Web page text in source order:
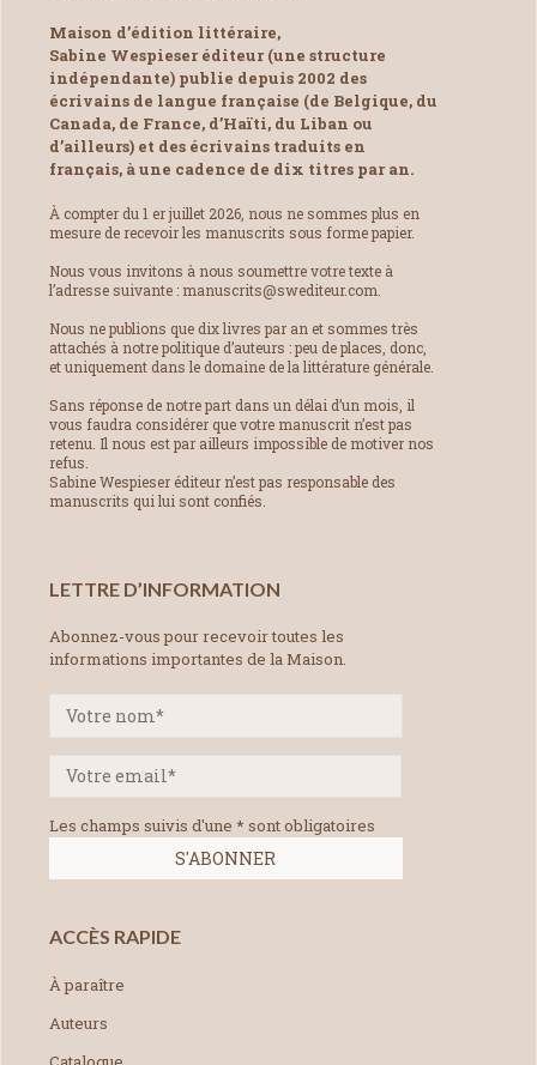
Maison d’édition littéraire,
Sabine Wespieser éditeur (une structure
indépendante) publie depuis 2002 des
écrivains de langue française (de Belgique, du
Canada, de France, d’Haïti, du Liban ou
d’ailleurs) et des écrivains traduits en
français, à une cadence de dix titres par an.
À compter du 1 er juillet 2026, nous ne sommes plus en
mesure de recevoir les manuscrits sous forme papier.
Nous vous invitons à nous soumettre votre texte à
l’adresse suivante : manuscrits@swediteur.com.
Nous ne publions que dix livres par an et sommes très
attachés à notre politique d’auteurs : peu de places, donc,
et uniquement dans le domaine de la littérature générale.
Sans réponse de notre part dans un délai d’un mois, il
vous faudra considérer que votre manuscrit n’est pas
retenu. Il nous est par ailleurs impossible de motiver nos
refus.
Sabine Wespieser éditeur n’est pas responsable des
manuscrits qui lui sont confiés.
LETTRE D’INFORMATION
Abonnez-vous pour recevoir toutes les
informations importantes de la Maison.
Les champs suivis d'une * sont obligatoires
ACCÈS RAPIDE
À paraître
Auteurs